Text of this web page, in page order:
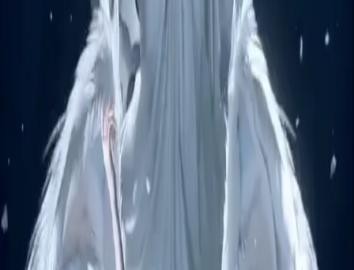
Delphin Studio
Explorez des flux inspirés de Delphin pour la génération vidéo IA,
les prompts d'image, la recherche visuelle et l'écriture de prompts.
Kit de flux façon Delphin
Générer
Image IA
Chat de prompts
Galerie
Tarifs
Guide des Prix Vidéo IA
Légal